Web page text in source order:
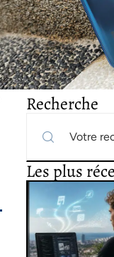
Recherche
Les plus